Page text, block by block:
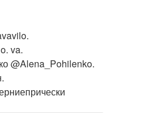
va.
@Alena_Pohilenko.